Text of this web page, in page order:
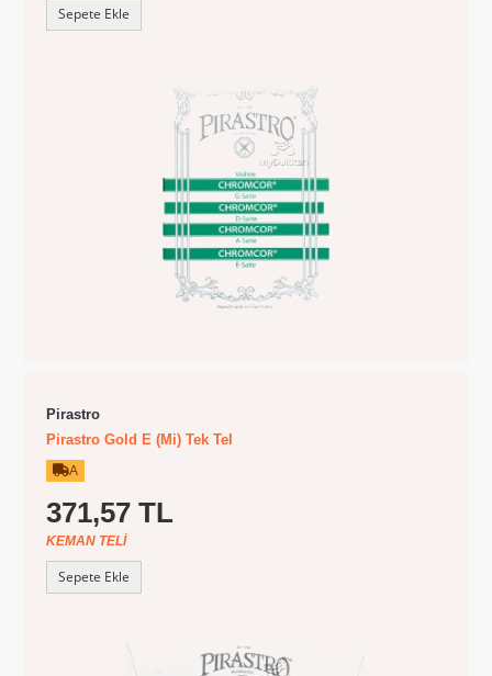
Sepete Ekle
Pirastro
Pirastro Gold E (Mi) Tek Tel
A
371,57 TL
KEMAN TELI
Sepete Ekle